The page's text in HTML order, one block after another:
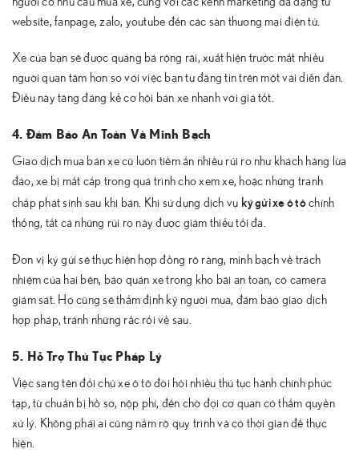
website, fanpage, zalo, youtube đến các sàn thương mại điện tử.
Xe của bạn sẽ được quảng bá rộng rãi, xuất hiện trước mắt nhiều
người quan tâm hơn so với việc bạn tự đăng tin trên một vài diễn đàn.
Điều này tăng đáng kể cơ hội bán xe nhanh với giá tốt.
4. Đảm Bảo An Toàn Và Minh Bạch
Giao dịch mua bán xe cũ luôn tiềm ẩn nhiều rủi ro như khách hàng lừa
đảo, xe bị mất cắp trong quá trình cho xem xe, hoặc những tranh
chấp phát sinh sau khi bán. Khi sử dụng dịch vụ ký gửi xe ô tôchính
thống, tất cả những rủi ro này được giảm thiểu tối đa.
Đơn vị ký gửi sẽ thực hiện hợp đồng rõ ràng, minh bạch về trách
nhiệm của hai bên, bảo quản xe trong kho bãi an toàn, có camera
giám sát. Họ cũng sẽ thẩm định kỹ người mua, đảm bảo giao dịch
hợp pháp, tránh những rắc rối về sau.
5. Hỗ Trợ Thủ Tục Pháp Lý
Việc sang tên đổi chủ xe ô tô đòi hỏi nhiều thủ tục hành chính phức
tạp, từ chuẩn bị hồ sơ, nộp phí, đến chờ đợi cơ quan có thẩm quyền
xử lý. Không phải ai cũng nắm rõ quy trình và có thời gian để thực
hiện.